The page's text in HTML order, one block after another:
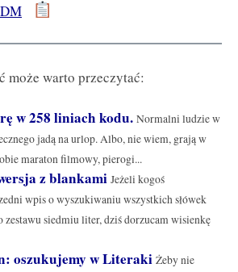
może warto przeczytać:
w 258 liniach kodu. Normalni ludzie w
jadą na urlop. Albo, nie wiem, grają w
maraton filmowy, pierogi...
z blankami Jeżeli kogoś
wpis o wyszukiwaniu wszystkich słówek
zestawu siedmiu liter, dziś dorzucam wisienkę
oszukujemy w Literaki Żeby nie